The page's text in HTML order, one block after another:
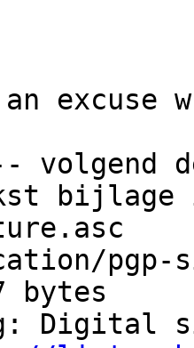
excuse
volgend
pgp-
bytes
Digital